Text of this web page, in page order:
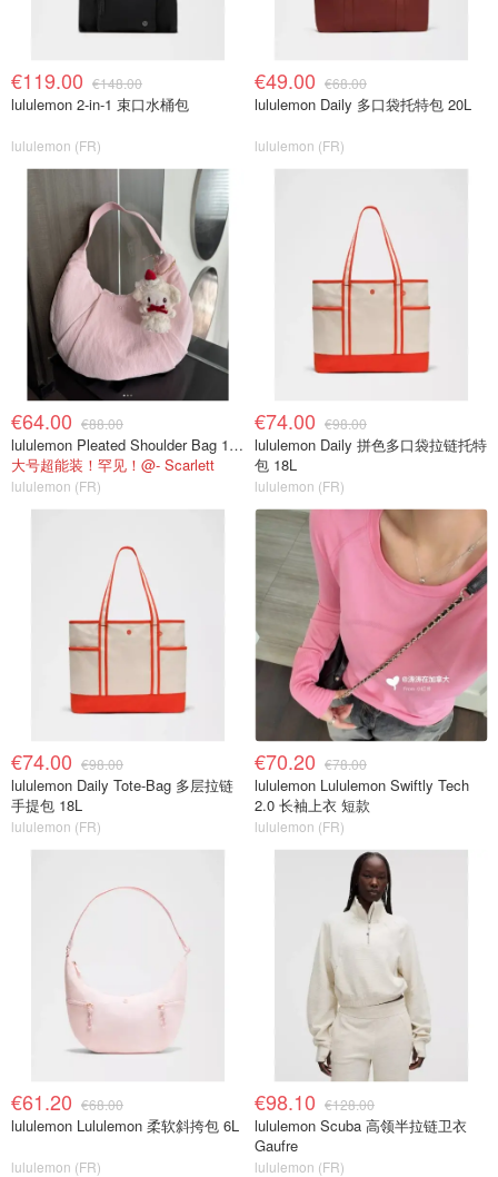
€119.00 €148.00
lululemon 2-in-1 束口水桶包
lululemon (FR)
€49.00 €68.00
lululemon Daily 多口袋托特包 20L
lululemon (FR)
€64.00 €88.00
lululemon Pleated Shoulder Bag 10L 单肩包
大号超能装！罕见！@- Scarlett
lululemon (FR)
€74.00 €98.00
lululemon Daily 拼色多口袋拉链托特
包 18L
lululemon (FR)
€74.00 €98.00
lululemon Daily Tote-Bag 多层拉链
手提包 18L
lululemon (FR)
€70.20 €78.00
lululemon Lululemon Swiftly Tech
2.0 长袖上衣 短款
lululemon (FR)
€61.20 €68.00
lululemon Lululemon 柔软斜挎包 6L
lululemon (FR)
€98.10 €128.00
lululemon Scuba 高领半拉链卫衣
Gaufre
lululemon (FR)